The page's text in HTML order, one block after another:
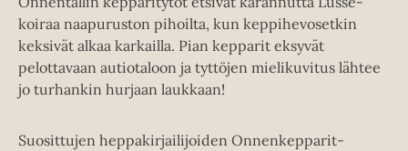
koiraa naapuruston pihoilta, kun keppihevosetkin
keksivät alkaa karkailla. Pian kepparit eksyvät
pelottavaan autiotaloon ja tyttöjen mielikuvitus lähtee
jo turhankin hurjaan laukkaan!
Suosittujen heppakirjailijoiden Onnenkepparit-